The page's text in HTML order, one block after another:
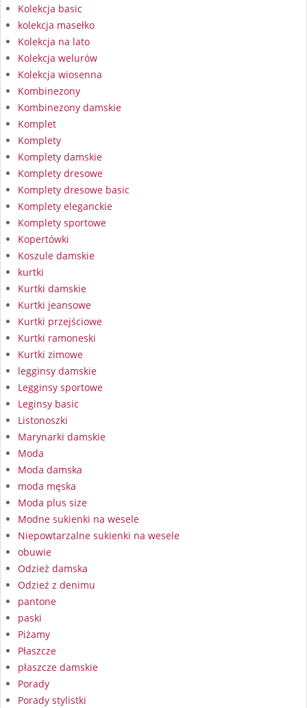
Kolekcja basic
kolekcja masełko
Kolekcja na lato
Kolekcja welurów
Kolekcja wiosenna
Kombinezony
Kombinezony damskie
Komplet
Komplety
Komplety damskie
Komplety dresowe
Komplety dresowe basic
Komplety eleganckie
Komplety sportowe
Kopertówki
Koszule damskie
kurtki
Kurtki damskie
Kurtki jeansowe
Kurtki przejściowe
Kurtki ramoneski
Kurtki zimowe
legginsy damskie
Legginsy sportowe
Leginsy basic
Listonoszki
Marynarki damskie
Moda
Moda damska
moda męska
Moda plus size
Modne sukienki na wesele
Niepowtarzalne sukienki na wesele
obuwie
Odzież damska
Odzież z denimu
pantone
paski
Piżamy
Płaszcze
płaszcze damskie
Porady
Porady stylistki